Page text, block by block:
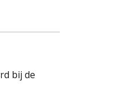
bij de